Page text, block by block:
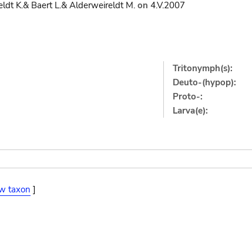
K.& Baert L.& Alderweireldt M. on 4.V.2007
Tritonymph(s):
Deuto-(hypop):
Proto-:
Larva(e):
taxon ]